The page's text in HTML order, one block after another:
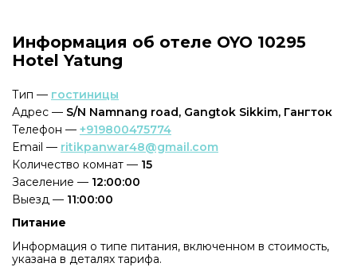
Информация об отеле OYO 10295
Hotel Yatung
Тип — гостиницы
Адрес — S/N Namnang road, Gangtok Sikkim, Гангток
Телефон — +919800475774
Email — ritikpanwar48@gmail.com
Количество комнат — 15
Заселение — 12:00:00
Выезд — 11:00:00
Питание
Информация о типе питания, включенном в стоимость,
указана в деталях тарифа.